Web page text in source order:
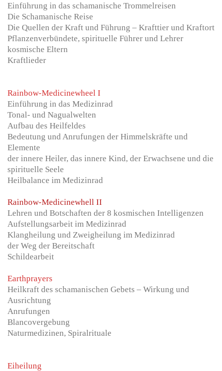
Einführung in das schamanische Trommelreisen
Die Schamanische Reise
Die Quellen der Kraft und Führung – Krafttier und Kraftort
Pflanzenverbündete, spirituelle Führer und Lehrer
kosmische Eltern
Kraftlieder
Rainbow-Medicinewheel I
Einführung in das Medizinrad
Tonal- und Nagualwelten
Aufbau des Heilfeldes
Bedeutung und Anrufungen der Himmelskräfte und
Elemente
der innere Heiler, das innere Kind, der Erwachsene und die
spirituelle Seele
Heilbalance im Medizinrad
Rainbow-Medicinewhell II
Lehren und Botschaften der 8 kosmischen Intelligenzen
Aufstellungsarbeit im Medizinrad
Klangheilung und Zweigheilung im Medizinrad
der Weg der Bereitschaft
Schildearbeit
Earthprayers
Heilkraft des schamanischen Gebets – Wirkung und
Ausrichtung
Anrufungen
Blancovergebung
Naturmedizinen, Spiralrituale
Eiheilung